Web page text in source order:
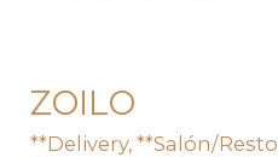
ZOILO
**Delivery,**Salón/Resto
ZOILO